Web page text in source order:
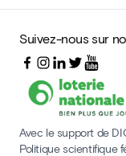
Suivez-nous sur
Avec le support de
Politique scientifique